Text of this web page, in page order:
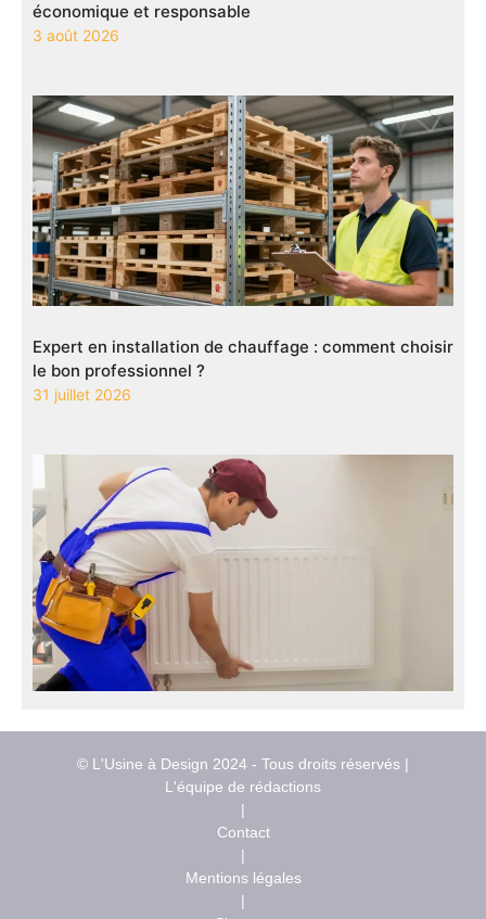
économique et responsable
3 août 2026
Expert en installation de chauffage : comment choisir
le bon professionnel ?
31 juillet 2026
© L'Usine à Design 2024 - Tous droits réservés |
L'équipe de rédactions
|
Contact
|
Mentions légales
|